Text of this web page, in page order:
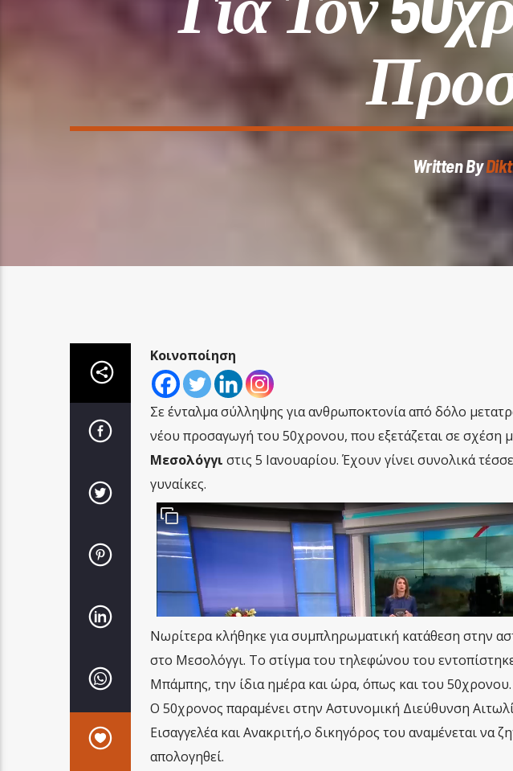
Written By
Κοινοποίηση
Σε ένταλμα σύλληψης για ανθρωποκτονία από δόλο
νέου προσαγωγή του 50χρονου, που εξετάζεται σε σχέση
Μεσολόγγι στις 5 Ιανουαρίου. Έχουν γίνει συνολικά
γυναίκες.
Νωρίτερα κλήθηκε για συμπληρωματική κατάθεση στην
στο Μεσολόγγι. Το στίγμα του τηλεφώνου του
Μπάμπης, την ίδια ημέρα και ώρα, όπως και του 50χρονου.
Ο 50χρονος παραμένει στην Αστυνομική Διεύθυνση
Εισαγγελέα και Ανακριτή,ο δικηγόρος του αναμένεται να
απολογηθεί.